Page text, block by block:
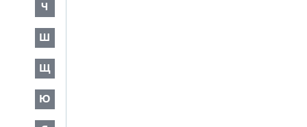
Ч
Ш
Щ
Ю